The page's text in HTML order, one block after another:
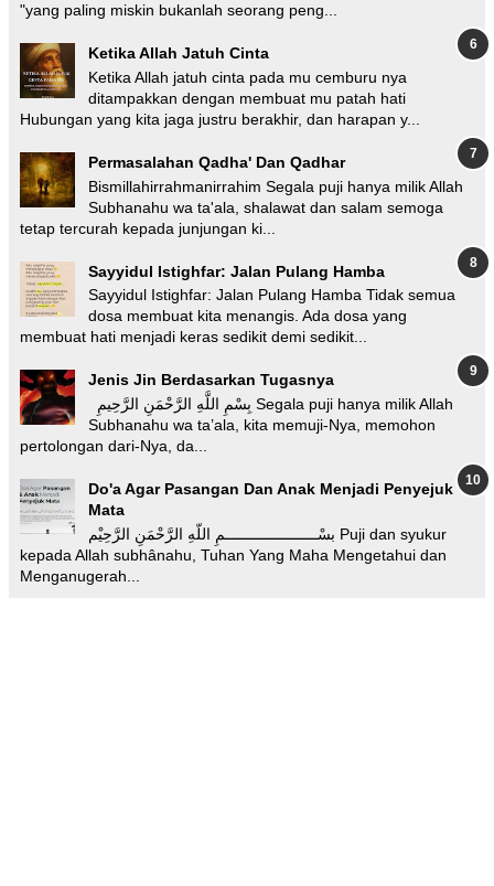
"yang paling miskin bukanlah seorang peng...
Ketika Allah Jatuh Cinta
Ketika Allah jatuh cinta pada mu cemburu nya
ditampakkan dengan membuat mu patah hati
Hubungan yang kita jaga justru berakhir, dan harapan y...
Permasalahan Qadha' Dan Qadhar
Bismillahirrahmanirrahim Segala puji hanya milik Allah
Subhanahu wa ta'ala, shalawat dan salam semoga
tetap tercurah kepada junjungan ki...
Sayyidul Istighfar: Jalan Pulang Hamba
Sayyidul Istighfar: Jalan Pulang Hamba Tidak semua
dosa membuat kita menangis. Ada dosa yang
membuat hati menjadi keras sedikit demi sedikit...
Jenis Jin Berdasarkan Tugasnya
Subhanahu wa ta’ala, kita memuji-Nya, memohon
pertolongan dari-Nya, da...
Do'a Agar Pasangan Dan Anak Menjadi Penyejuk
Mata
بسْـــــــــــــــــــــمِ اللّهِ الرَّحْمَنِ الرَّحِيْم Puji dan syukur
kepada Allah subhânahu, Tuhan Yang Maha Mengetahui dan
Menganugerah...